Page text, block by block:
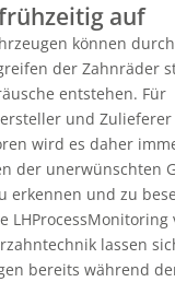
und verbessert die
der Teile, was auch für
interessant
Schleifen verfügbar, soll
ausgeweitet werden.
auf
können
der Zahnräder
entstehen. Für
und Zulieferer
wird es daher
der unerwünschten
erkennen und zu
LHProcessMonitoring
lassen
bereits während